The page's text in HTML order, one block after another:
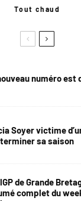
Tout chaud
numéro est
Soyer victime
sa saison
de Grande
complet du